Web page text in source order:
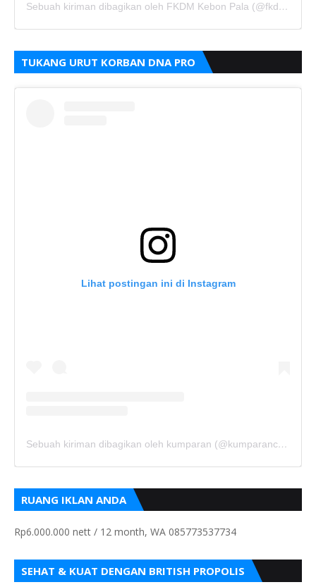
Sebuah kiriman dibagikan oleh FKDM Kebon Pala (@fkdm_kebonpala)
TUKANG URUT KORBAN DNA PRO
Lihat postingan ini di Instagram
Sebuah kiriman dibagikan oleh kumparan (@kumparancom)
RUANG IKLAN ANDA
Rp6.000.000 nett / 12 month, WA 085773537734
SEHAT & KUAT DENGAN BRITISH PROPOLIS